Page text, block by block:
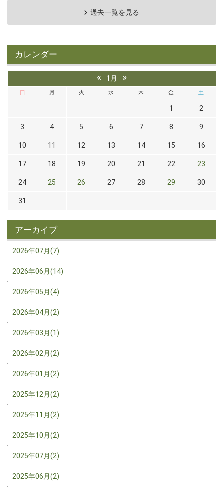
過去一覧を見る
カレンダー
« 1月 »
日 月 火 水 木 金 土
1 2
3 4 5 6 7 8 9
10 11 12 13 14 15 16
17 18 19 20 21 22 23
24 25 26 27 28 29 30
31
アーカイブ
2026年07月(7)
2026年06月(14)
2026年05月(4)
2026年04月(2)
2026年03月(1)
2026年02月(2)
2026年01月(2)
2025年12月(2)
2025年11月(2)
2025年10月(2)
2025年07月(2)
2025年06月(2)